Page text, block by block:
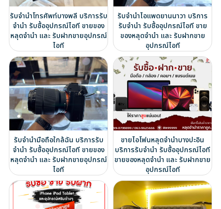
รับจำนำโทรศัพท์บางพลี บริการรับ
จำนำ รับซื้ออุปกรณ์ไอที ขายของ
หลุดจำนำ และ รับฝากขายอุปกรณ์
ไอที
รับจำนำไอแพดยานนาวา บริการ
รับจำนำ รับซื้ออุปกรณ์ไอที ขาย
ของหลุดจำนำ และ รับฝากขาย
อุปกรณ์ไอที
รับจำนำมือถือใกล้ฉัน บริการรับ
จำนำ รับซื้ออุปกรณ์ไอที ขายของ
หลุดจำนำ และ รับฝากขายอุปกรณ์
ไอที
ขายไอโฟนหลุดจำนำบางปะอิน
บริการรับจำนำ รับซื้ออุปกรณ์ไอที
ขายของหลุดจำนำ และ รับฝากขาย
อุปกรณ์ไอที